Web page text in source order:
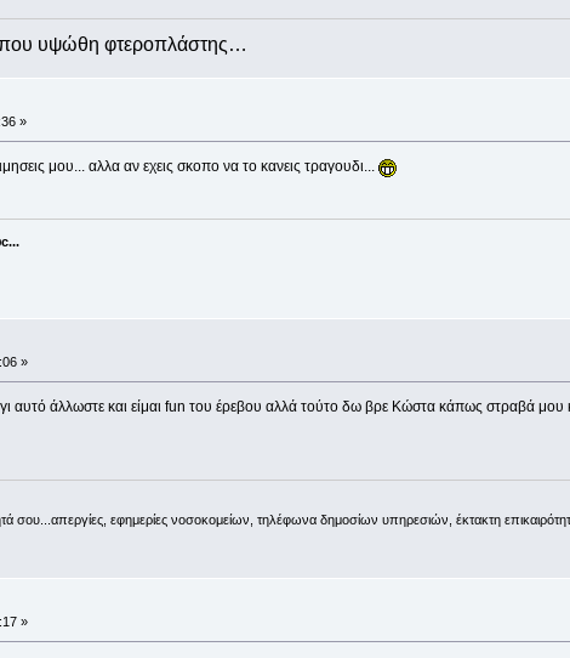
υψώθη φτεροπλάστης…
»
μου... αλλα αν εχεις σκοπο να το κανεις τραγουδι...
»
γι αυτό άλλωστε και είμαι fun του έρεβου αλλά τούτο δω βρε Κώστα κάπως στραβά
σου...απεργίες, εφημερίες νοσοκομείων, τηλέφωνα δημοσίων υπηρεσιών, έκτακτη
»